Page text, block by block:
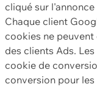
cliqué sur
Chaque client
cookies ne
des clients Ads.
cookie de
conversion pour